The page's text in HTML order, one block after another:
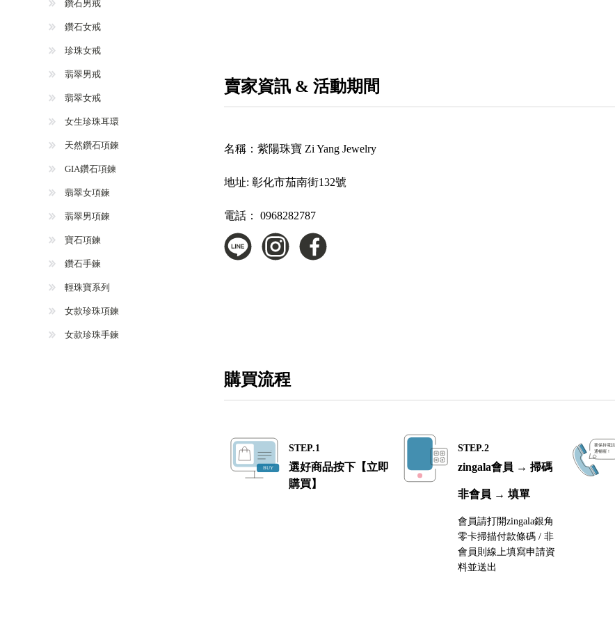
天然鑽石項鍊
賣家資訊 & 活動期間
名稱： 紫陽珠寶 Zi Yang Jewelry
地址: 彰化市茄南街132號
電話： 0968282787
購買流程
STEP.1
選好商品按下【立即
購買】
STEP.2
zingala會員 → 掃碼
非會員 → 填單
會員請打開zingala銀角
零卡掃描付款條碼 / 非
會員則線上填寫申請資
料並送出
鑽石男戒
鑽石女戒
珍珠女戒
翡翠男戒
翡翠女戒
女生珍珠耳環
天然鑽石項鍊
GIA鑽石項鍊
翡翠女項鍊
翡翠男項鍊
寶石項鍊
鑽石手鍊
輕珠寶系列
女款珍珠項鍊
女款珍珠手鍊